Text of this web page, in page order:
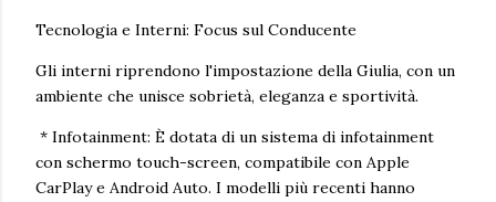
Tecnologia e Interni: Focus sul Conducente
Gli interni riprendono l'impostazione della Giulia, con un
ambiente che unisce sobrietà, eleganza e sportività.
* Infotainment: È dotata di un sistema di infotainment
con schermo touch-screen, compatibile con Apple
CarPlay e Android Auto. I modelli più recenti hanno